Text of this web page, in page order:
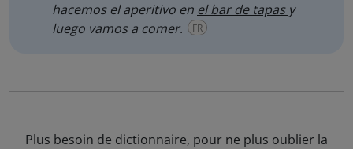
hacemos el aperitivo en el bar de tapas y
luego vamos a comer. FR
Plus besoin de dictionnaire, pour ne plus oublier la